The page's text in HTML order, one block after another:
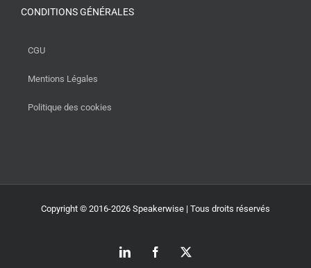
CONDITIONS GÉNÉRALES
CGU
Mentions Légales
Politique des cookies
Copyright © 2016-2026 Speakerwise | Tous droits réservés
LinkedInFacebook
X